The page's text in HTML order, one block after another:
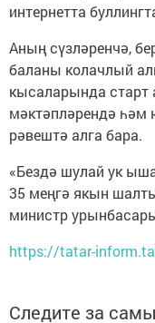
интернетта
Аның сүзләренчә,
баланы колачлый
кысаларында старт
мәктәпләрендә һәм
рәвештә алга бара.
«Бездә шулай ук
35 меңгә якын
министр
https://tatar-
Следите за